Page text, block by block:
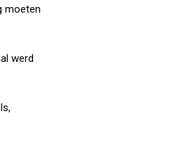
moeten
werd